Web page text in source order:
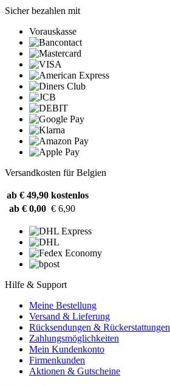
Sicher bezahlen mit
Vorauskasse
Versandkosten für Belgien
ab € 49,90 kostenlos
ab € 0,00 € 6,90
Hilfe & Support
Meine Bestellung
Versand & Lieferung
Rücksendungen & Rückerstattungen
Zahlungsmöglichkeiten
Mein Kundenkonto
Firmenkunden
Aktionen & Gutscheine